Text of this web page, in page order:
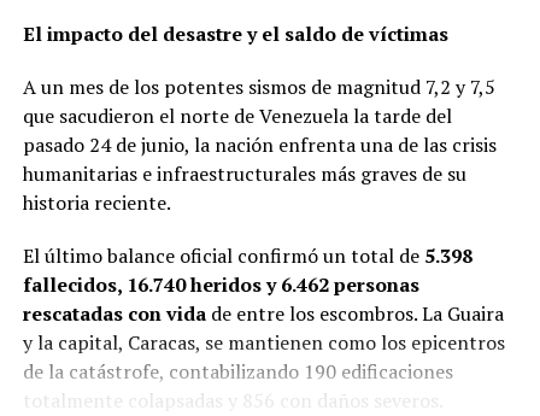
El impacto del desastre y el saldo de víctimas
A un mes de los potentes sismos de magnitud 7,2 y 7,5
que sacudieron el norte de Venezuela la tarde del
pasado 24 de junio, la nación enfrenta una de las crisis
humanitarias e infraestructurales más graves de su
historia reciente.
El último balance oficial confirmó un total de 5.398
fallecidos, 16.740 heridos y 6.462 personas
rescatadas con vidade entre los escombros. La Guaira
y la capital, Caracas, se mantienen como los epicentros
de la catástrofe, contabilizando 190 edificaciones
totalmente colapsadas y 856 con daños severos.